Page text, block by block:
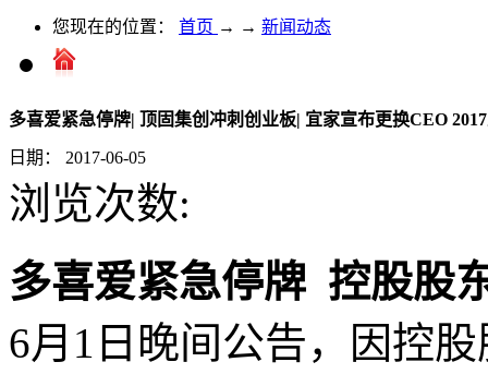
您现在的位置： 首页 → → 新闻动态
多喜爱紧急停牌| 顶固集创冲刺创业板| 宜家宣布更换CEO
日期： 2017-06-05
浏览次数:
多喜爱紧急停牌 控股股
6月1日晚间公告，因控